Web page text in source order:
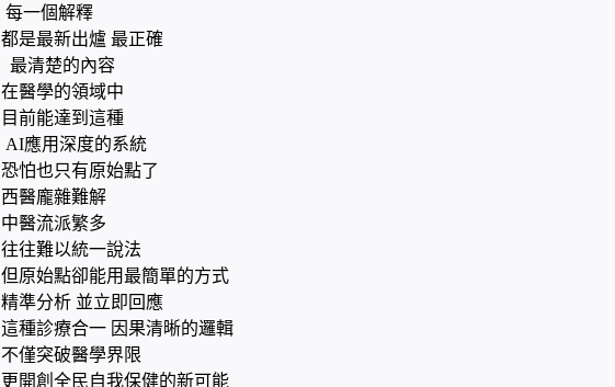
每一個解釋
都是最新出爐 最正確
最清楚的內容
在醫學的領域中
目前能達到這種
AI應用深度的系統
恐怕也只有原始點了
西醫龐雜難解
中醫流派繁多
往往難以統一說法
但原始點卻能用最簡單的方式
精準分析 並立即回應
這種診療合一 因果清晰的邏輯
不僅突破醫學界限
更開創全民自我保健的新可能